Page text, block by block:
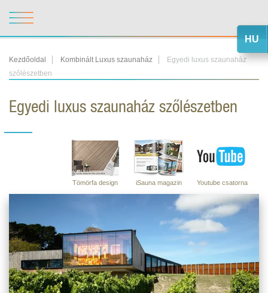
Kezdőoldal Kombinált Luxus szaunaház
Egyedi luxus szaunaház
szőlészetben
Egyedi luxus szaunaház szőlészetben
Youtube csatorna
iSauna magazin
Tömörfa design
HU